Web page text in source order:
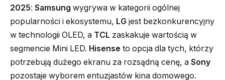
2025: Samsung wygrywa w kategorii ogólnej
popularności i ekosystemu, LG jest bezkonkurencyjny
w technologii OLED, a TCL zaskakuje wartością w
segmencie Mini LED. Hisense to opcja dla tych, którzy
potrzebują dużego ekranu za rozsądną cenę, a Sony
pozostaje wyborem entuzjastów kina domowego.